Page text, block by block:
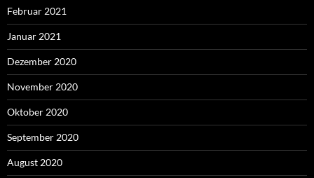
Februar 2021
Januar 2021
Dezember 2020
November 2020
Oktober 2020
September 2020
August 2020